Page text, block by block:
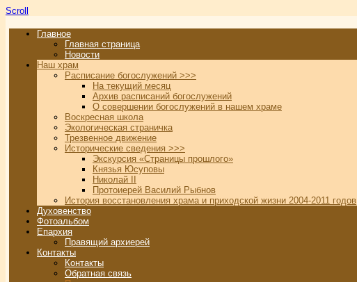
Scroll
Главное
Главная страница
Новости
Наш храм
Расписание богослужений >>>
На текущий месяц
Архив расписаний богослужений
О совершении богослужений в нашем храме
Воскресная школа
Экологическая страничка
Трезвенное движение
Исторические сведения >>>
Экскурсия «Страницы прошлого»
Князья Юсуповы
Николай II
Протоиерей Василий Рыбнов
История восстановления храма и приходской жизни 2004-2011 годов
Духовенство
Фотоальбом
Епархия
Правящий архиерей
Контакты
Контакты
Обратная связь